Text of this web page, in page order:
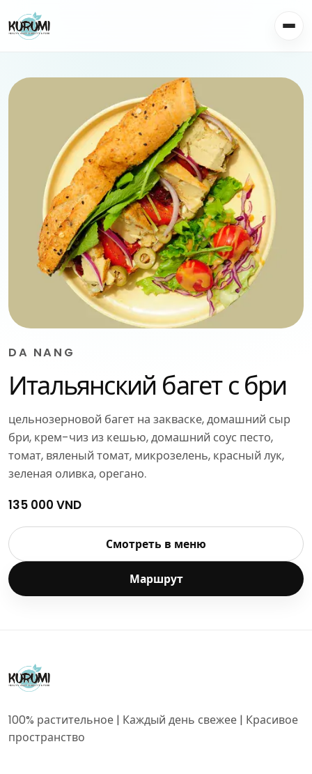
DA NANG
Итальянский багет с бри
цельнозерновой багет на закваске, домашний сыр
бри, крем-чиз из кешью, домашний соус песто,
томат, вяленый томат, микрозелень, красный лук,
зеленая оливка, орегано.
135 000 VND
Смотреть в меню
Маршрут
100% растительное | Каждый день свежее | Красивое
пространство